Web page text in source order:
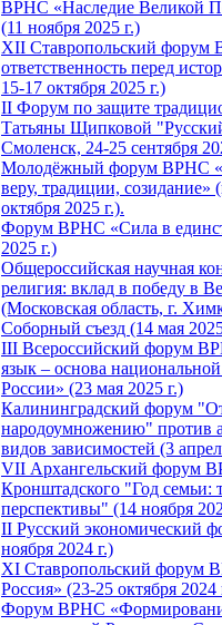
ВРНС «Наследие Великой
(11 ноября 2025 г.)
XII Ставропольский форум
ответственность перед
15-17 октября 2025 г.)
II Форум по защите
Татьяны Щипковой
Смоленск, 24-25 сентября
Молодёжный форум ВРНС
веру, традиции, созидание»
октября 2025 г.).
Форум ВРНС «Сила в
2025 г.)
Общероссийская научная
религия: вклад в победу в
(Московская область, г.
Соборный съезд (14 мая
III Всероссийский форум
язык – основа
России» (23 мая 2025 г.)
Калининградский форум
народоумножению" против
видов зависимостей (3
VII Архангельский форум
Кронштадского "Год семьи:
перспективы" (14 ноября
II Русский экономический
ноября 2024 г.)
ХI Ставропольский форум
Россия» (23-25 октября 2024
Форум ВРНС